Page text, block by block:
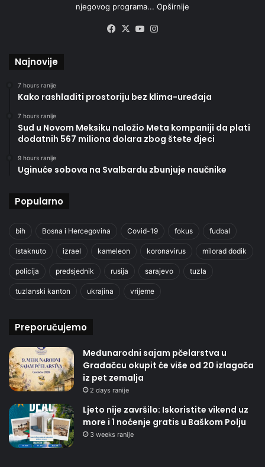
njegovog programa... Opširnije
Facebook
X YouTube
Najnovije
7 hours ranije
Kako rashladiti prostoriju bez klima-uređaja
7 hours ranije
Sud u Novom Meksiku naložio Meta kompaniji da plati
dodatnih 567 miliona dolara zbog štete djeci
9 hours ranije
Uginuće sobova na Svalbardu zbunjuje naučnike
Popularno
bih Bosna i Hercegovina Covid-19 fokus fudbal
istaknuto izrael kameleon koronavirus milorad dodik
policija predsjednik rusija sarajevo tuzla
tuzlanski kanton ukrajina vrijeme
Preporučujemo
Međunarodni sajam pčelarstva u
Gradačcu okupit će više od 20 izlagača
iz pet zemalja
2 days ranije
Ljeto nije završilo: Iskoristite vikend uz
more i 1 noćenje gratis u Baškom Polju
3 weeks ranije